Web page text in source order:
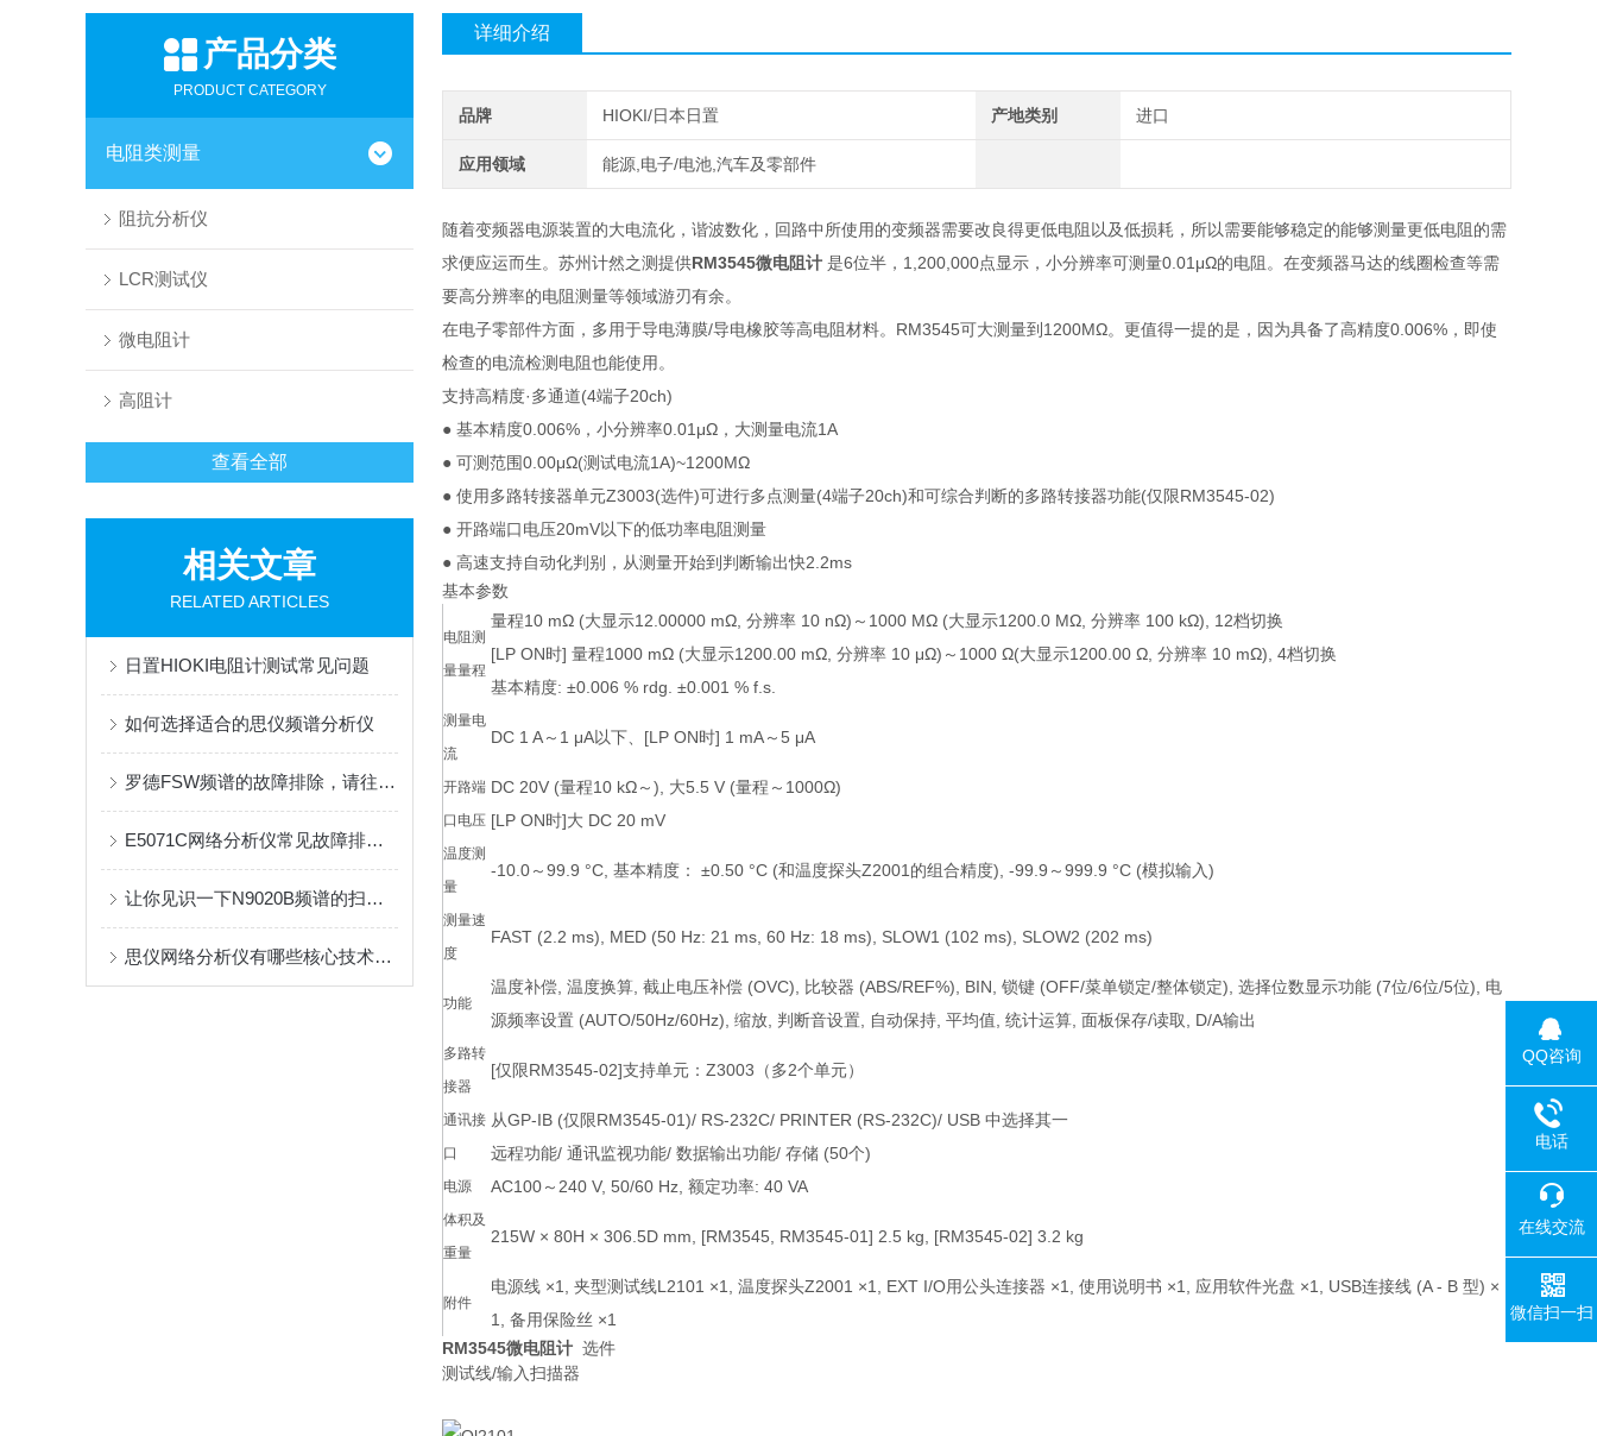
产品分类
PRODUCT CATEGORY
电阻类测量
阻抗分析仪
LCR测试仪
微电阻计
高阻计
查看全部
相关文章
RELATED ARTICLES
日置HIOKI电阻计测试常见问题
如何选择适合的思仪频谱分析仪
罗德FSW频谱的故障排除，请往这看！
E5071C网络分析仪常见故障排查与日常维护指南
让你见识一下N9020B频谱的扫描速度
思仪网络分析仪有哪些核心技术或优势？
详细介绍
品牌 HIOKI/日本日置 产地类别 进口
应用领域 能源,电子/电池,汽车及零部件
随着变频器电源装置的大电流化，谐波数化，回路中所使用的变频器需要改良得更低电阻以及低损耗，所以需要能够稳定的能够测量更低电阻的需
求便应运而生。苏州计然之测提供RM3545微电阻计 是6位半，1,200,000点显示，小分辨率可测量0.01μΩ的电阻。在变频器马达的线圈检查等需
要高分辨率的电阻测量等领域游刃有余。
在电子零部件方面，多用于导电薄膜/导电橡胶等高电阻材料。RM3545可大测量到1200MΩ。更值得一提的是，因为具备了高精度0.006%，即使
检查的电流检测电阻也能使用。
支持高精度·多通道(4端子20ch)
● 基本精度0.006%，小分辨率0.01μΩ，大测量电流1A
● 可测范围0.00μΩ(测试电流1A)~1200MΩ
● 使用多路转接器单元Z3003(选件)可进行多点测量(4端子20ch)和可综合判断的多路转接器功能(仅限RM3545-02)
● 开路端口电压20mV以下的低功率电阻测量
● 高速支持自动化判别，从测量开始到判断输出快2.2ms
基本参数
电阻测
量量程
量程10 mΩ (大显示12.00000 mΩ, 分辨率 10 nΩ)～1000 MΩ (大显示1200.0 MΩ, 分辨率 100 kΩ), 12档切换
[LP ON时] 量程1000 mΩ (大显示1200.00 mΩ, 分辨率 10 μΩ)～1000 Ω(大显示1200.00 Ω, 分辨率 10 mΩ), 4档切换
基本精度: ±0.006 % rdg. ±0.001 % f.s.
测量电
流
DC 1 A～1 μA以下、[LP ON时] 1 mA～5 μA
开路端
口电压
DC 20V (量程10 kΩ～), 大5.5 V (量程～1000Ω)
[LP ON时]大 DC 20 mV
温度测
量
-10.0～99.9 °C, 基本精度： ±0.50 °C (和温度探头Z2001的组合精度), -99.9～999.9 °C (模拟输入)
测量速
度
FAST (2.2 ms), MED (50 Hz: 21 ms, 60 Hz: 18 ms), SLOW1 (102 ms), SLOW2 (202 ms)
功能
温度补偿, 温度换算, 截止电压补偿 (OVC), 比较器 (ABS/REF%), BIN, 锁键 (OFF/菜单锁定/整体锁定), 选择位数显示功能 (7位/6位/5位), 电
源频率设置 (AUTO/50Hz/60Hz), 缩放, 判断音设置, 自动保持, 平均值, 统计运算, 面板保存/读取, D/A输出
多路转
接器
[仅限RM3545-02]支持单元：Z3003（多2个单元）
通讯接
口
从GP-IB (仅限RM3545-01)/ RS-232C/ PRINTER (RS-232C)/ USB 中选择其一
远程功能/ 通讯监视功能/ 数据输出功能/ 存储 (50个)
电源 AC100～240 V, 50/60 Hz, 额定功率: 40 VA
体积及
重量
215W × 80H × 306.5D mm, [RM3545, RM3545-01] 2.5 kg, [RM3545-02] 3.2 kg
附件
电源线 ×1, 夹型测试线L2101 ×1, 温度探头Z2001 ×1, EXT I/O用公头连接器 ×1, 使用说明书 ×1, 应用软件光盘 ×1, USB连接线 (A - B 型) ×
1, 备用保险丝 ×1
RM3545微电阻计 选件
测试线/输入扫描器
QQ咨询
电话
在线交流
微信扫一扫